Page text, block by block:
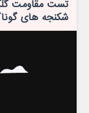
شکنجه های